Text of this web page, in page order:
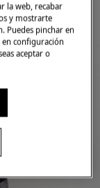
la web, recabar
y mostrarte
Puedes pinchar en
en configuración
aceptar o